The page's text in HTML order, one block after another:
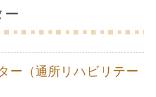
ー（通所リハビリテー